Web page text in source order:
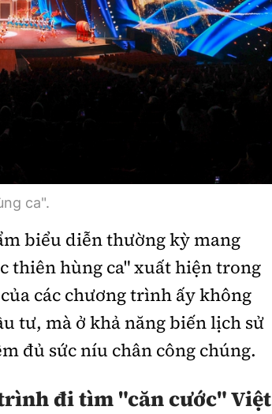
Camera giao thông
Câu chuyện giao thông
Lăng kính xây dựng
Giải trí - Thể thao
ca".
biểu diễn thường kỳ mang
thiên hùng ca" xuất hiện trong
các chương trình ấy không
tư, mà ở khả năng biến lịch sử
đủ sức níu chân công chúng.
đi tìm "căn cước" Việt